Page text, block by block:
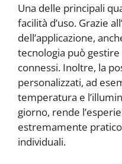
Una delle principali
facilità d’uso. Grazie
dell’applicazione,
tecnologia può
connessi. Inoltre, la
personalizzati, ad
temperatura e
giorno, rende
estremamente
individuali.